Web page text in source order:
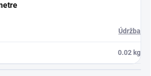
Údržba
0.02 kg